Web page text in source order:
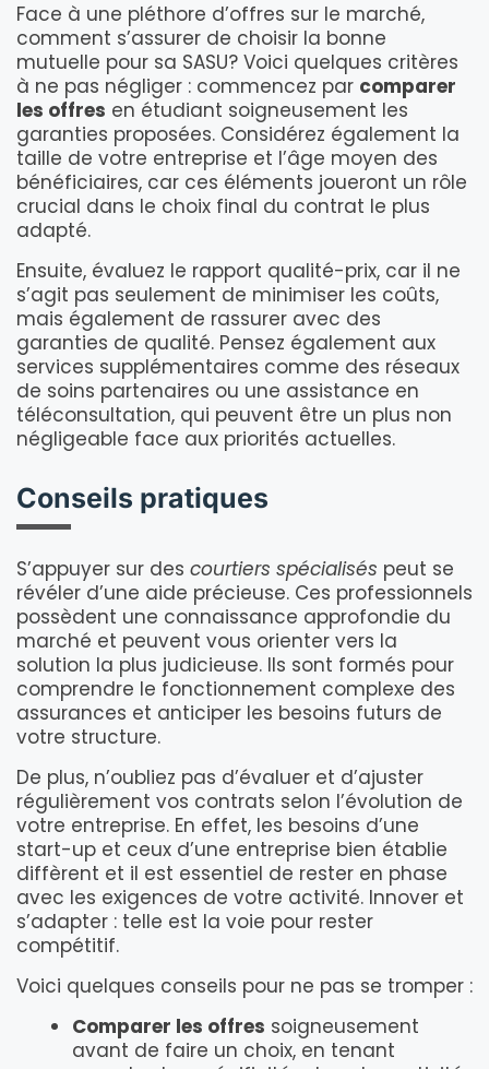
Face à une pléthore d’offres sur le marché,
comment s’assurer de choisir la bonne
mutuelle pour sa SASU? Voici quelques critères
à ne pas négliger : commencez par comparer
les offres en étudiant soigneusement les
garanties proposées. Considérez également la
taille de votre entreprise et l’âge moyen des
bénéficiaires, car ces éléments joueront un rôle
crucial dans le choix final du contrat le plus
adapté.
Ensuite, évaluez le rapport qualité-prix, car il ne
s’agit pas seulement de minimiser les coûts,
mais également de rassurer avec des
garanties de qualité. Pensez également aux
services supplémentaires comme des réseaux
de soins partenaires ou une assistance en
téléconsultation, qui peuvent être un plus non
négligeable face aux priorités actuelles.
Conseils pratiques
S’appuyer sur des courtiers spécialisés peut se
révéler d’une aide précieuse. Ces professionnels
possèdent une connaissance approfondie du
marché et peuvent vous orienter vers la
solution la plus judicieuse. Ils sont formés pour
comprendre le fonctionnement complexe des
assurances et anticiper les besoins futurs de
votre structure.
De plus, n’oubliez pas d’évaluer et d’ajuster
régulièrement vos contrats selon l’évolution de
votre entreprise. En effet, les besoins d’une
start-up et ceux d’une entreprise bien établie
diffèrent et il est essentiel de rester en phase
avec les exigences de votre activité. Innover et
s’adapter : telle est la voie pour rester
compétitif.
Voici quelques conseils pour ne pas se tromper :
Comparer les offres soigneusement
avant de faire un choix, en tenant